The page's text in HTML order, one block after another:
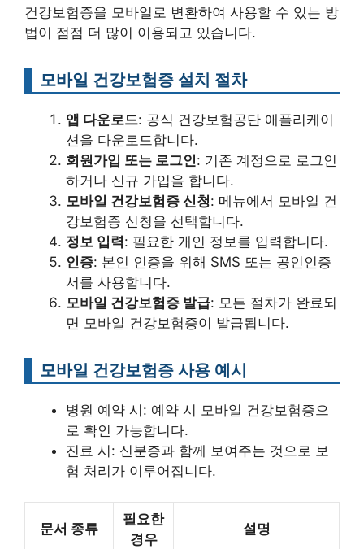
건강보험증을 모바일로 변환하여 사용할 수 있는 방
법이 점점 더 많이 이용되고 있습니다.
모바일 건강보험증 설치 절차
앱 다운로드: 공식 건강보험공단 애플리케이
션을 다운로드합니다.
회원가입 또는 로그인: 기존 계정으로 로그인
하거나 신규 가입을 합니다.
모바일 건강보험증 신청: 메뉴에서 모바일 건
강보험증 신청을 선택합니다.
정보 입력: 필요한 개인 정보를 입력합니다.
인증: 본인 인증을 위해 SMS 또는 공인인증
서를 사용합니다.
모바일 건강보험증 발급: 모든 절차가 완료되
면 모바일 건강보험증이 발급됩니다.
모바일 건강보험증 사용 예시
병원 예약 시: 예약 시 모바일 건강보험증으
로 확인 가능합니다.
진료 시: 신분증과 함께 보여주는 것으로 보
험 처리가 이루어집니다.
문서 종류
필요한
경우
설명